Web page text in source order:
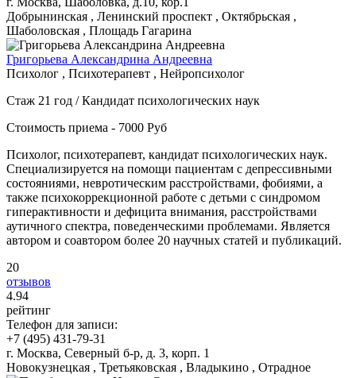
Добрынинская , Ленинский проспект , Октябрьская ,
Шаболовская , Площадь Гагарина
Григорьева Александрина Андреевна
Психолог , Психотерапевт , Нейропсихолог
Стаж 21 год / Кандидат психологических наук
Стоимость приема - 7000 Руб
Психолог, психотерапевт, кандидат психологических наук.
Специализируется на помощи пациентам с депрессивными
состояниями, невротическим расстройствами, фобиями, а
также психокоррекционной работе с детьми с синдромом
гиперактивности и дефицита внимания, расстройствами
аутичного спектра, поведенческими проблемами. Является
автором и соавтором более 20 научных статей и публикаций.
20
отзывов
4.94
рейтинг
Телефон для записи:
+7 (495) 431-79-31
г. Москва, Северный б-р, д. 3, корп. 1
Новокузнецкая , Третьяковская , Владыкино , Отрадное